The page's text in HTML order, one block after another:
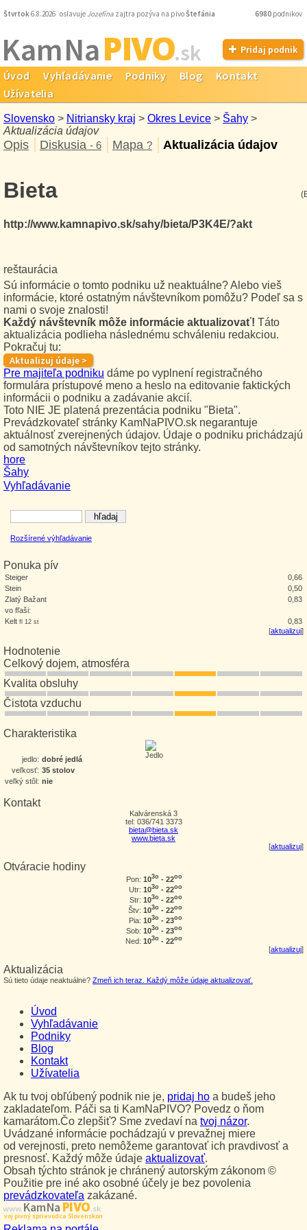
Štvrtok6.8.2026 oslavuje Jozefína zajtra pozýva na pivoŠtefánia 6980 podnikov
Kam NaPIVO.sk Pridaj podnik
Úvod Vyhľadávanie Podniky Blog
Kontakt
Užívatelia
Slovensko > Nitriansky kraj > Okres Levice > Šahy >
Aktualizácia údajov
Opis Diskusia - 6 Mapa ? Aktualizácia údajov
Vyhľadávanie
Rozšírené výhľadávanie
Ponuka pív
Steiger
0,66
Stein
0,50
Zlatý Bažant
0,83
vo fľaši:
Kelt fl 12 st
0,83
[aktualizuj]
Hodnotenie
Celkový dojem, atmosféra
Kvalita obsluhy
Čistota vzduchu
Charakteristika
jedlo: dobré jedlá
veľkosť: 35 stolov
veľký stôl: nie
Kontakt
Kalvárenská 3
tel: 036/741 3373
bieta@bieta.sk
www.bieta.sk
[aktualizuj]
Otváracie hodiny
Pon: 103o - 22oo
Utr: 103o - 22oo
Str: 103o - 22oo
Štv: 103o - 22oo
Pia: 103o - 23oo
Sob: 103o - 23oo
Ned: 103o - 22oo
[aktualizuj]
Aktualizácia
Sú tieto údaje neaktuálne? Zmeň ich teraz. Každý môže údaje aktualizovať.
Bieta
http://www.kamnapivo.sk/sahy/bieta/P3K4E/?akt
reštaurácia
Sú informácie o tomto podniku už neaktuálne? Alebo vieš
informácie, ktoré ostatným návštevníkom pomôžu? Podeľ sa s
nami o svoje znalosti!
Každý návštevník môže informácie aktualizovať! Táto
aktualizácia podlieha následnému schváleniu redakciou.
Pokračuj tu:
Pre majiteľa podniku dáme po vyplnení registračného
formulára prístupové meno a heslo na editovanie faktických
informácii o podniku a zadávanie akcií.
Toto NIE JE platená prezentácia podniku "Bieta".
Prevádzkovateľ stránky KamNaPIVO.sk negarantuje
aktuálnosť zverejnených údajov. Údaje o podniku prichádzajú
od samotných návštevníkov tejto stránky.
hore
Šahy
Úvod
Vyhľadávanie
Podniky
Blog
Kontakt
Užívatelia
Ak tu tvoj obľúbený podnik nie je, pridaj ho a budeš jeho
zakladateľom. Páči sa ti KamNaPIVO? Povedz o ňom
kamarátom.Čo zlepšiť? Sme zvedaví na tvoj názor.
Uvádzané informácie pochádzajú v prevažnej miere
od verejnosti, preto nemôžeme garantovať ich pravdivosť a
presnosť. Každý môže údaje aktualizovať.
Obsah týchto stránok je chránený autorským zákonom ©
Použitie pre iné ako osobné účely je bez povolenia
prevádzkovateľa zakázané.
www.Kam NaPIVO.sk
Tvoj pivný sprievodca Slovenskom